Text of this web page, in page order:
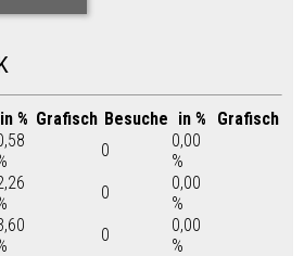
in % Grafisch Besuche in %
Grafisch
0
0,00
%
0
0,00
%
0
0,00
%